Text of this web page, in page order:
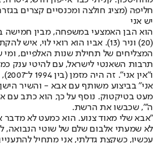
חליפה (מציג חולצה ומכנסיים קצרים
יש אני
(20) וניר (13). אביו הוא רואי לוי,
המצליחים של תחילת שנות האלפיים, ומי
תרבות השאנטי לישראל, עם להיטי ענק
אני" בביצוע משותף עם אבא - והשיר
מעט בטיקטוק. נוסף על כך, הוא כתב עם
ה'", שכבשו את הרשת.
"אבא שלי מאוד צנוע. הוא כמעט לא
לא שמעתי אלבום שלם של שוטי הנבואה,
עכשיו, כשקצת גדלתי, אני מתחיל